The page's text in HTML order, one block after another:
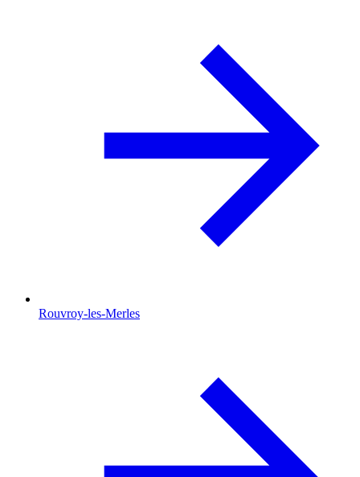
Rouvroy-les-Merles